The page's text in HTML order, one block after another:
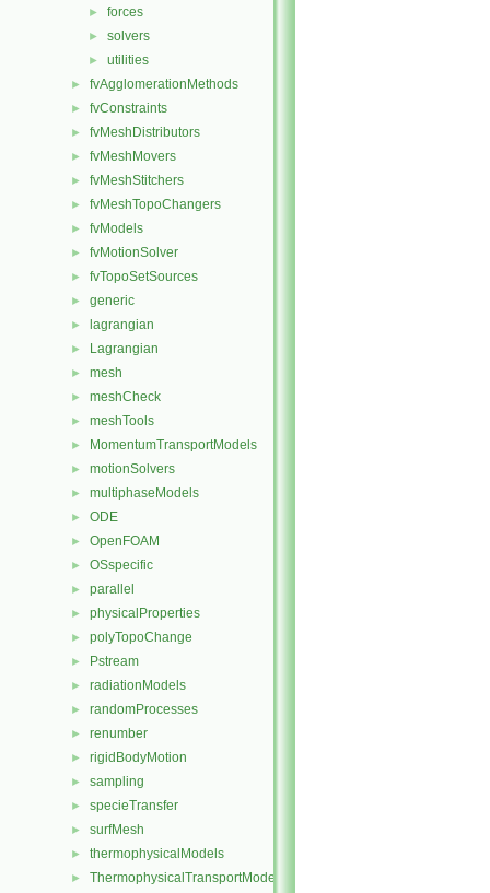
► forces
► solvers
► utilities
► fvAgglomerationMethods
► fvConstraints
► fvMeshDistributors
► fvMeshMovers
► fvMeshStitchers
► fvMeshTopoChangers
► fvModels
► fvMotionSolver
► fvTopoSetSources
► generic
► lagrangian
► Lagrangian
► mesh
► meshCheck
► meshTools
► MomentumTransportModels
► motionSolvers
► multiphaseModels
► ODE
► OpenFOAM
► OSspecific
► parallel
► physicalProperties
► polyTopoChange
► Pstream
► radiationModels
► randomProcesses
► renumber
► rigidBodyMotion
► sampling
► specieTransfer
► surfMesh
► thermophysicalModels
► ThermophysicalTransportModels